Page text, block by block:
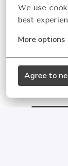
We use
best
More options
Agree to
vor Ort
Retail